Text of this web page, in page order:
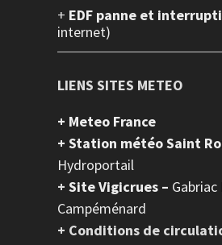
+ EDF panne et
internet)
LIENS SITES METEO
+ Meteo France
+ Station météo Saint
Hydroportail
+ Site Vigicrues –
Campéménard
+ Conditions de